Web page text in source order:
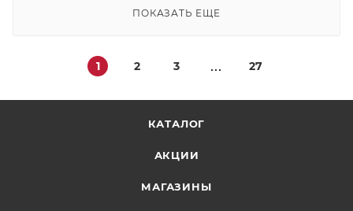
ПОКАЗАТЬ ЕЩЕ
1 2 3 27
КАТАЛОГ
АКЦИИ
МАГАЗИНЫ